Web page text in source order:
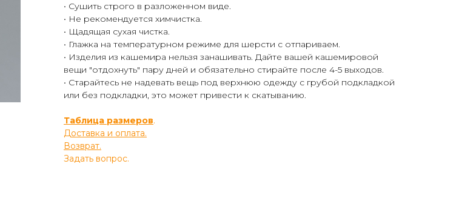
• Сушить строго в разложенном виде.
• Не рекомендуется химчистка.
• Щадящая сухая чистка.
• Глажка на температурном режиме для шерсти с отпариваем.
• Изделия из кашемира нельзя занашивать. Дайте вашей кашемировой
вещи "отдохнуть" пару дней и обязательно стирайте после 4-5 выходов.
• Старайтесь не надевать вещь под верхнюю одежду с грубой подкладкой
или без подкладки, это может привести к скатыванию.
Таблица размеров.
Доставка и оплата.
Возврат.
Задать вопрос.